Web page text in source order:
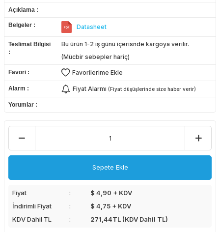
Açıklama
Belgeler Datasheet
Teslimat Bilgisi
Bu ürün 1-2 iş günü içerisnde kargoya verilir.
(Mücbir sebepler hariç)
Favori Favorilerime Ekle
Alarm Fiyat Alarmı (Fiyat düşüşlerinde size haber verir)
Yorumlar
Sepete Ekle
Fiyat
$ 4,90 + KDV
İndirimli Fiyat
$ 4,75 + KDV
KDV Dahil TL
271,44TL (KDV Dahil TL)